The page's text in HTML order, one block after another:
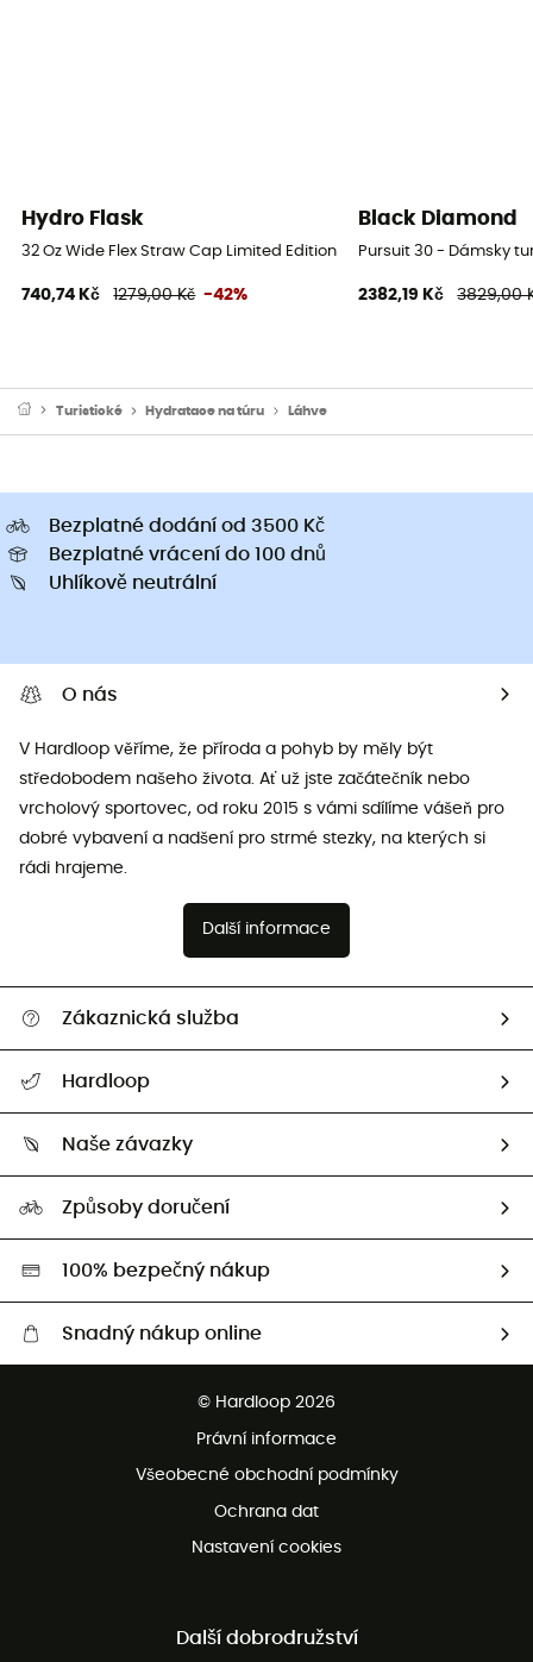
Hydro Flask
32 Oz Wide Flex Straw Cap Limited Edition - Láhev
740,74 Kč 1279,00 Kč -42%
Black Diamond
Pursuit 30 - Dámsky
2382,19 Kč 3829,00
Turistické Hydratace na túru Láhve
Bezplatné dodání od 3500 Kč
Bezplatné vrácení do 100 dnů
Uhlíkově neutrální
O nás
V Hardloop věříme, že příroda a pohyb by měly být
středobodem našeho života. Ať už jste začátečník nebo
vrcholový sportovec, od roku 2015 s vámi sdílíme vášeň pro
dobré vybavení a nadšení pro strmé stezky, na kterých si
rádi hrajeme.
Další informace
Zákaznická služba
Vrácení zboží a peněz
Hardloop
Naši Ambasadoři
Naše závazky
Second hand
HardGreen
Způsoby doručení
100% bezpečný nákup
Snadný nákup online
Bezplatné vrácení do 100 dnů
Bezplatná zákaznická služba
© Hardloop 2026
Právní informace
Všeobecné obchodní podmínky
Ochrana dat
Nastavení cookies
Další dobrodružství